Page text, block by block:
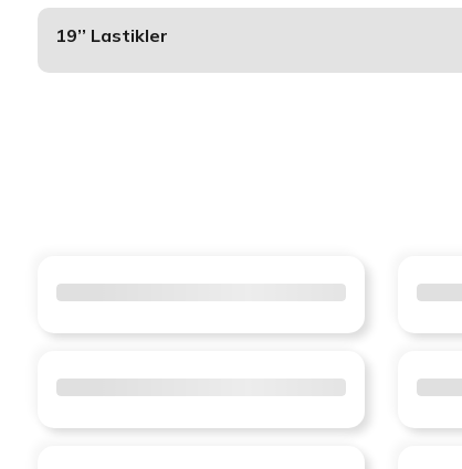
19’’ Lastikler